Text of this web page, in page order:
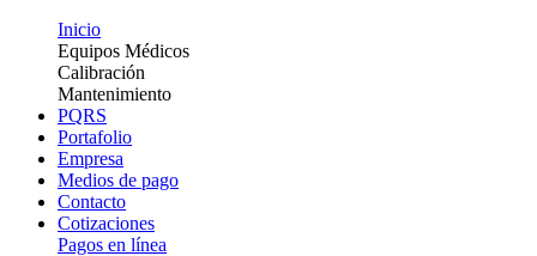
Inicio
Equipos Médicos
Calibración
Mantenimiento
PQRS
Portafolio
Empresa
Medios de pago
Contacto
Cotizaciones
Pagos en línea